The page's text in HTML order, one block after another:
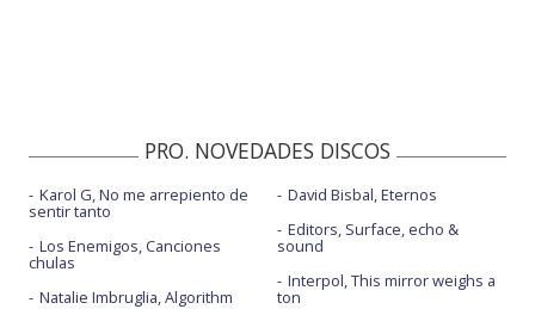
PRO. NOVEDADES DISCOS
Karol G, No me arrepiento de
sentir tanto
Los Enemigos, Canciones
chulas
Natalie Imbruglia, Algorithm
David Bisbal, Eternos
Editors, Surface, echo &
sound
Interpol, This mirror weighs a
ton